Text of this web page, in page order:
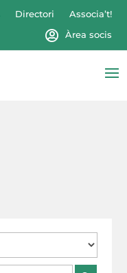
Directori
Associa’t!
Àrea socis